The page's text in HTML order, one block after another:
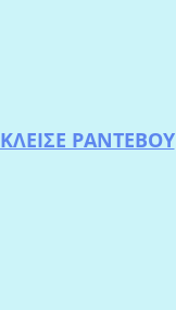
ΚΛΕΙΣΕ ΡΑΝΤΕΒΟΥ